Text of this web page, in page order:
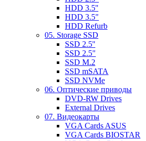
HDD 3.5''
HDD 3.5"
HDD Refurb
05. Storage SSD
SSD 2.5''
SSD 2.5"
SSD M.2
SSD mSATA
SSD NVMe
06. Оптические приводы
DVD-RW Drives
External Drives
07. Видеокарты
VGA Cards ASUS
VGA Cards BIOSTAR